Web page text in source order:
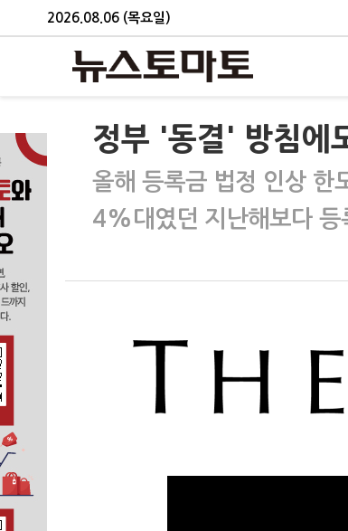
2026.08.06 (목요일)
정부 '동결' 방침에
올해 등록금 법정 인상
4%대였던 지난해보다 등